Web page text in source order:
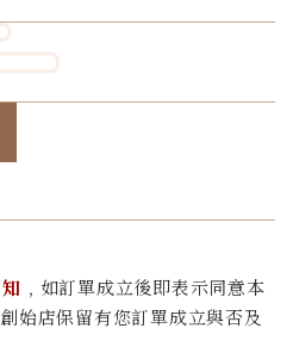
﹐如訂單成立後即表示同意本
始店保留有您訂單成立與否及